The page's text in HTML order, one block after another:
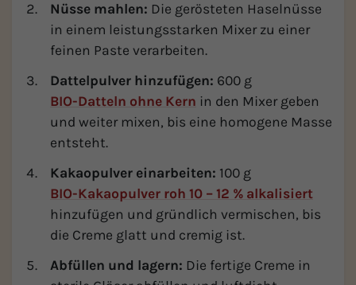
Nüsse mahlen: Die gerösteten Haselnüsse
in einem leistungsstarken Mixer zu einer
feinen Paste verarbeiten.
Dattelpulver hinzufügen: 600 g
BIO-Datteln ohne Kern in den Mixer geben
und weiter mixen, bis eine homogene Masse
entsteht.
Kakaopulver einarbeiten: 100 g
BIO-Kakaopulver roh 10 – 12 % alkalisiert
hinzufügen und gründlich vermischen, bis
die Creme glatt und cremig ist.
Abfüllen und lagern: Die fertige Creme in